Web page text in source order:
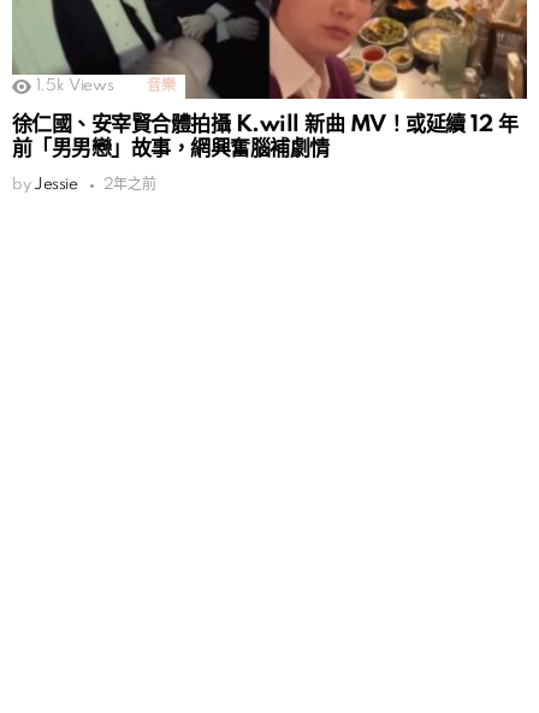
1.5k Views 音樂
徐仁國、安宰賢合體拍攝 K.will 新曲 MV！或延續 12 年
前「男男戀」故事，網興奮腦補劇情
by Jessie 2年之前